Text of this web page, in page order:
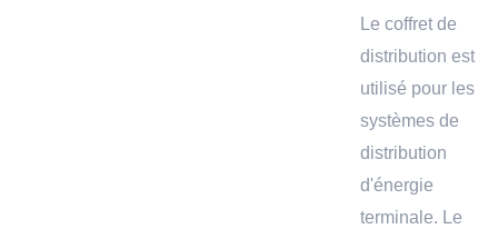
Le coffret de
distribution est
utilisé pour les
systèmes de
distribution
d'énergie
terminale. Le